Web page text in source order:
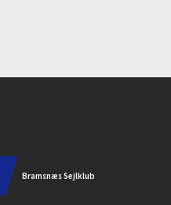
Bramsnæs Sejlklub